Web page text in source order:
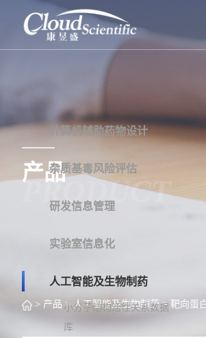
产品
PRODUCT
> 产品 > 人工智能及生物制药> 靶向蛋
计算机辅助药物设计
杂质基毒风险评估
研发信息管理
实验室信息化
人工智能及生物制药
小分子结构活性关系数据
库